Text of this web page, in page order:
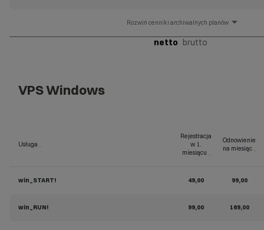
cenniki archiwalnych planów
netto brutto
VPS Windows
Usługa
Rejestracja
w 1.
miesiącu
Odnowienie
na miesiąc
win_START! 49,00 99,00
win_RUN! 99,00 169,00